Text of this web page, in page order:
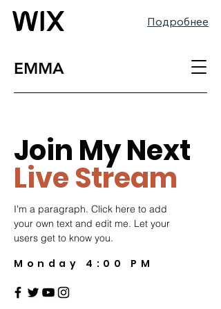
Подробнее